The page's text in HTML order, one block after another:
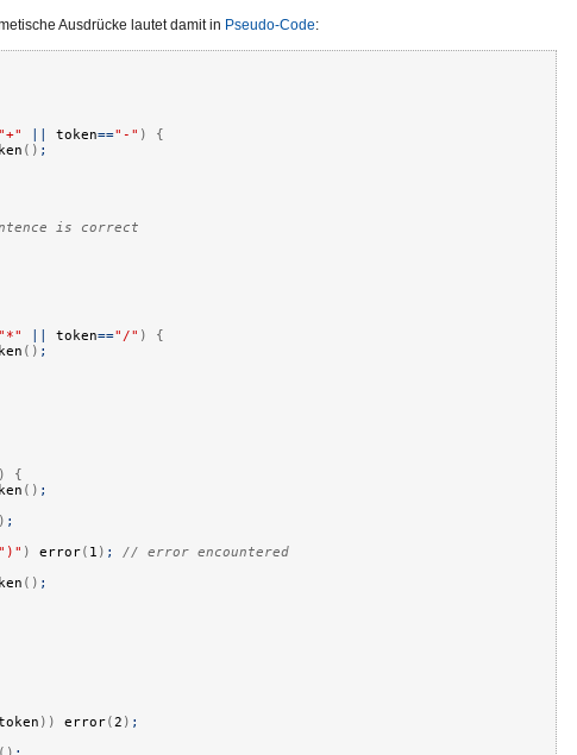
Ausdrücke lautet damit in Pseudo-Code:
"+" token=="-" )
{
( ) ;
is correct
"*" token=="/" )
{
( ) ;
)
{
( ) ;
) ;
")" ) error( 1 ) ;
// error encountered
( ) ;
) ) error( 2 ) ;